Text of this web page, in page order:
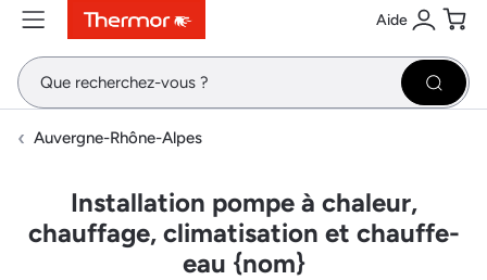
ContenuMenuRecherche Aide
Se
Auvergne-Rhône-Alpes
Installation pompe à chaleur,
chauffage, climatisation et chauffe-
eau {nom}